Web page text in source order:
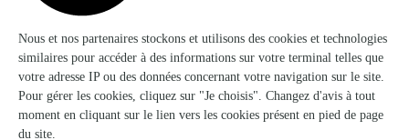
Fleuriste très professionnelle et…
Fleuriste très professionnelle et grande qualité des fleurs.
18/05/2026